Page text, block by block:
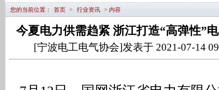
您的当前位置： 首页 > 行业资讯 > 内容
今夏电力供需趋紧 浙江打造“高弹性”
[宁波电工电气协会]发表于 2021-07-14